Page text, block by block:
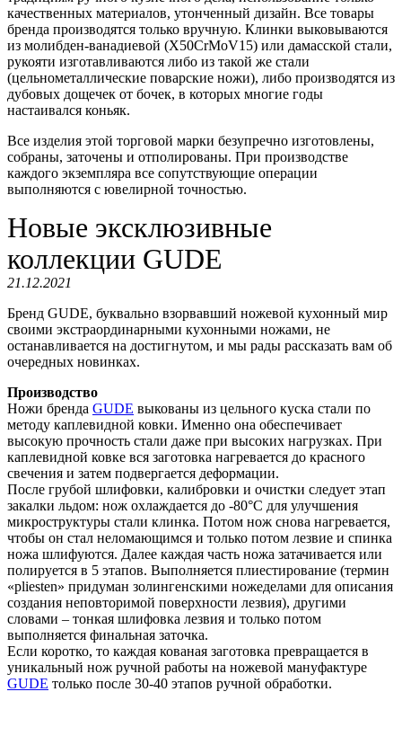
качественных материалов, утонченный дизайн. Все товары
бренда производятся только вручную. Клинки выковываются
из молибден-ванадиевой (X50CrMoV15) или дамасской стали,
рукояти изготавливаются либо из такой же стали
(цельнометаллические поварские ножи), либо производятся из
дубовых дощечек от бочек, в которых многие годы
настаивался коньяк.
Все изделия этой торговой марки безупречно изготовлены,
собраны, заточены и отполированы. При производстве
каждого экземпляра все сопутствующие операции
выполняются с ювелирной точностью.
Новые эксклюзивные
коллекции GUDE
21.12.2021
Бренд GUDE, буквально взорвавший ножевой кухонный мир
своими экстраординарными кухонными ножами, не
останавливается на достигнутом, и мы рады рассказать вам об
очередных новинках.
Производство
Ножи бренда GUDE выкованы из цельного куска стали по
методу каплевидной ковки. Именно она обеспечивает
высокую прочность стали даже при высоких нагрузках. При
каплевидной ковке вся заготовка нагревается до красного
свечения и затем подвергается деформации.
После грубой шлифовки, калибровки и очистки следует этап
закалки льдом: нож охлаждается до -80°С для улучшения
микроструктуры стали клинка. Потом нож снова нагревается,
чтобы он стал неломающимся и только потом лезвие и спинка
ножа шлифуются. Далее каждая часть ножа затачивается или
полируется в 5 этапов. Выполняется плиестирование (термин
«pliesten» придуман золингенскими ножеделами для описания
создания неповторимой поверхности лезвия), другими
словами – тонкая шлифовка лезвия и только потом
выполняется финальная заточка.
Если коротко, то каждая кованая заготовка превращается в
уникальный нож ручной работы на ножевой мануфактуре
GUDE только после 30-40 этапов ручной обработки.